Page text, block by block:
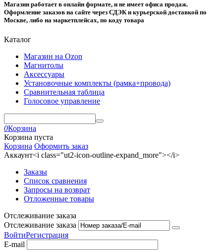
Магазин работает в онлайн формате, и не имеет офиса продаж.
Оформление заказов на сайте через СДЭК и курьерской доставкой по
Москве, либо на маркетплейсах, по коду товара
Каталог
Магазин на Ozon
Магнитолы
Аксессуары
Установочные комплекты (рамка+провода)
Сравнительная таблица
Голосовое управление
0Корзина
Корзина пуста
Корзина Оформить заказ
Аккаунт<i class="ut2-icon-outline-expand_more"></i>
Заказы
Список сравнения
Запросы на возврат
Отложенные товары
Отслеживание заказа
Отслеживание заказа
ВойтиРегистрация
E-mail